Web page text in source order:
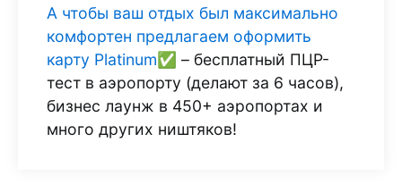
А чтобы ваш отдых был максимально
комфортен предлагаем оформить
карту Platinum✅ – бесплатный ПЦР-
тест в аэропорту (делают за 6 часов),
бизнес лаунж в 450+ аэропортах и
много других ништяков!